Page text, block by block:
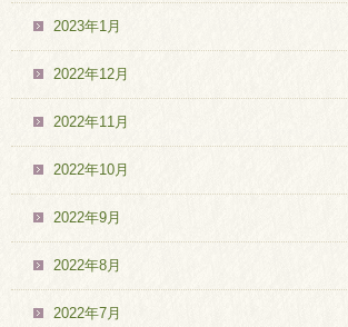
2023年1月
2022年12月
2022年11月
2022年10月
2022年9月
2022年8月
2022年7月